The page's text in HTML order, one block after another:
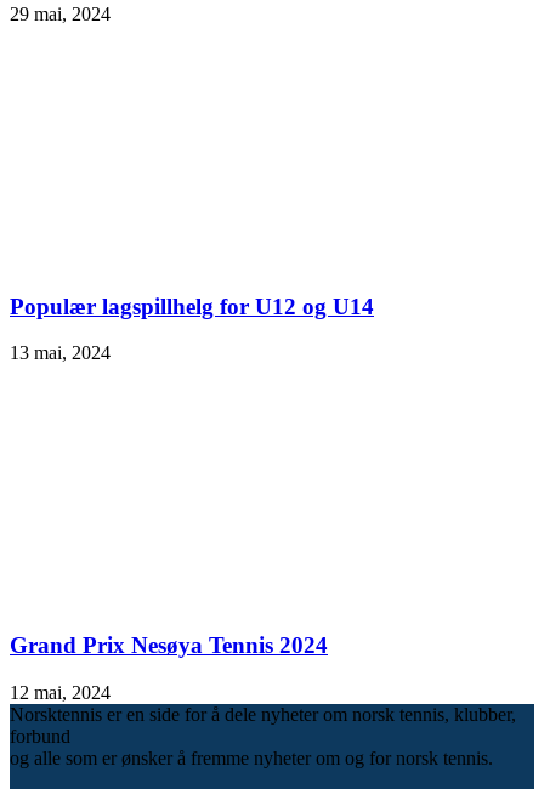
29 mai, 2024
Populær lagspillhelg for U12 og U14
13 mai, 2024
Grand Prix Nesøya Tennis 2024
12 mai, 2024
Norsktennis er en side for å dele nyheter om norsk tennis, klubber,
forbund
og alle som er ønsker å fremme nyheter om og for norsk tennis.